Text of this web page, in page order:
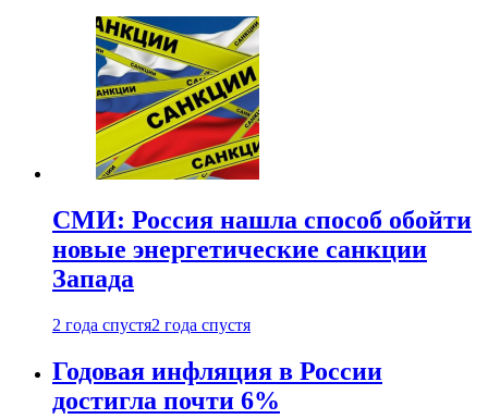
СМИ: Россия нашла способ обойти
новые энергетические санкции
Запада
2 года спустя2 года спустя
Годовая инфляция в России
достигла почти 6%